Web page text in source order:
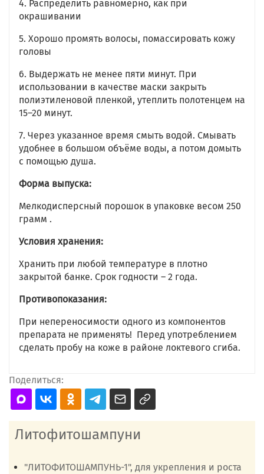
4. Распределить равномерно, как при
окрашивании
5. Хорошо промять волосы, помассировать кожу
головы
6. Выдержать не менее пяти минут. При
использовании в качестве маски закрыть
полиэтиленовой пленкой, утеплить полотенцем на
15–20 минут.
7. Через указанное время смыть водой. Смывать
удобнее в большом объёме воды, а потом домыть
с помощью душа.
Форма выпуска:
Мелкодисперсный порошок в упаковке весом 250
грамм .
Условия хранения:
Хранить при любой температуре в плотно
закрытой банке. Срок годности – 2 года.
Противопоказания:
При непереносимости одного из компонентов
препарата не применять! Перед употреблением
сделать пробу на коже в районе локтевого сгиба.
Поделиться:
Литофитошампуни
"ЛИТОФИТОШАМПУНЬ-1", для укрепления и роста